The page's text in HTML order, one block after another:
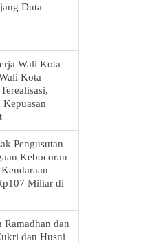
Duta
Wali Kota
Kota
Pengusutan
Kebocoran
Miliar di
Ramadhan dan
dan Husni